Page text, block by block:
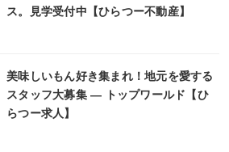
ス。見学受付中【ひらつー不動産】
美味しいもん好き集まれ！地元を愛する
スタッフ大募集 ― トップワールド【ひ
らつー求人】